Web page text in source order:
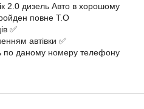
2.0 дизель Авто в хорошому
повне Т.О
✅
автівки ✅
по даному номеру телефону